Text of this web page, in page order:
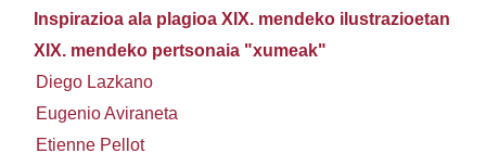
Inspirazioa ala plagioa XIX. mendeko ilustrazioetan
XIX. mendeko pertsonaia "xumeak"
Diego Lazkano
Eugenio Aviraneta
Etienne Pellot